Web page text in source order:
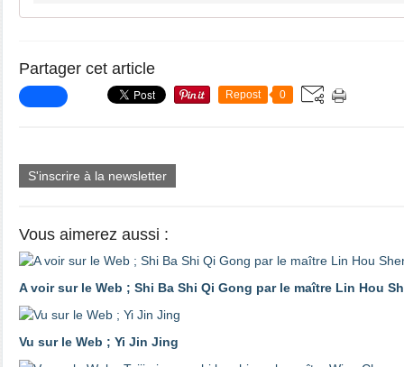
Partager cet article
Repost 0
S'inscrire à la newsletter
Vous aimerez aussi :
A voir sur le Web ; Shi Ba Shi Qi Gong par le maître Lin Hou
Vu sur le Web ; Yi Jin Jing